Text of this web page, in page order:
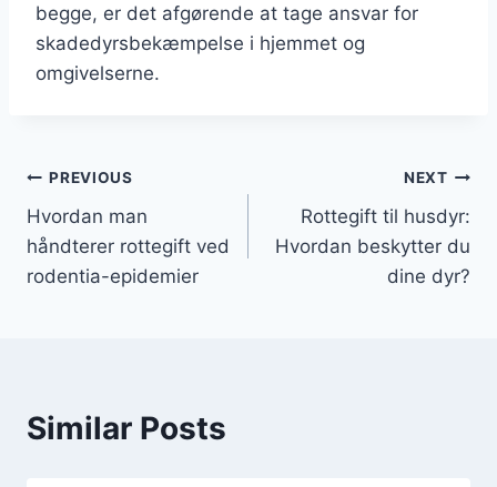
begge, er det afgørende at tage ansvar for
skadedyrsbekæmpelse i hjemmet og
omgivelserne.
Indlægsnavigation
PREVIOUS
Hvordan man
håndterer rottegift ved
rodentia-epidemier
NEXT
Rottegift til husdyr:
Hvordan beskytter du
dine dyr?
Similar Posts